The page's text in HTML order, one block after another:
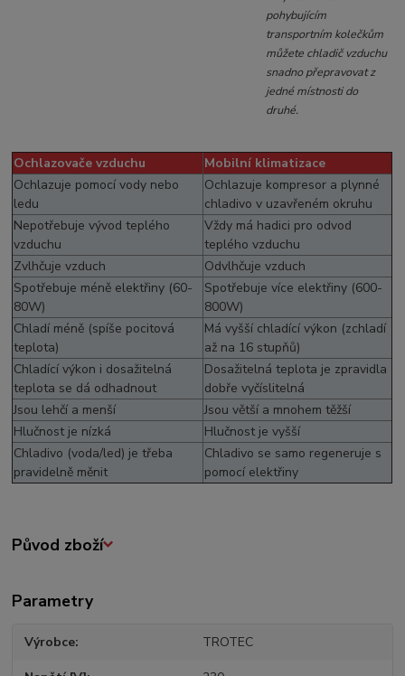
pohybujícím
transportním kolečkům
můžete chladič vzduchu
snadno přepravovat z
jedné místnosti do
druhé.
Ochlazovače vzduchu
Mobilní klimatizace
Ochlazuje pomocí vody nebo
ledu
Ochlazuje kompresor a plynné
chladivo v uzavřeném okruhu
Nepotřebuje vývod teplého
vzduchu
Vždy má hadici pro odvod
teplého vzduchu
Zvlhčuje vzduch
Odvlhčuje vzduch
Spotřebuje méně elektřiny (60-
80W)
Spotřebuje více elektřiny (600-
800W)
Chladí méně (spíše pocitová
teplota)
Má vyšší chladící výkon (zchladí
až na 16 stupňů)
Chladící výkon i dosažitelná
teplota se dá odhadnout
Dosažitelná teplota je zpravidla
dobře vyčíslitelná
Jsou lehčí a menší
Jsou větší a mnohem těžší
Hlučnost je nízká
Hlučnost je vyšší
Chladivo (voda/led) je třeba
pravidelně měnit
Chladivo se samo regeneruje s
pomocí elektřiny
Původ zboží
Parametry
Výrobce TROTEC